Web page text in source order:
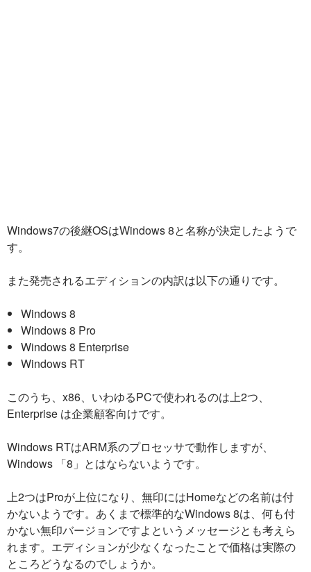
Windows7の後継OSはWindows 8と名称が決定したようで
す。
また発売されるエディションの内訳は以下の通りです。
Windows 8
Windows 8 Pro
Windows 8 Enterprise
Windows RT
このうち、x86、いわゆるPCで使われるのは上2つ、
Enterprise は企業顧客向けです。
Windows RTはARM系のプロセッサで動作しますが、
Windows 「8」とはならないようです。
上2つはProが上位になり、無印にはHomeなどの名前は付
かないようです。あくまで標準的なWindows 8は、何も付
かない無印バージョンですよというメッセージとも考えら
れます。エディションが少なくなったことで価格は実際の
ところどうなるのでしょうか。